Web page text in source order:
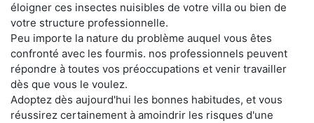
éloigner ces insectes nuisibles de votre villa ou bien de
votre structure professionnelle.
Peu importe la nature du problème auquel vous êtes
confronté avec les fourmis. nos professionnels peuvent
répondre à toutes vos préoccupations et venir travailler
dès que vous le voulez.
Adoptez dès aujourd'hui les bonnes habitudes, et vous
réussirez certainement à amoindrir les risques d'une